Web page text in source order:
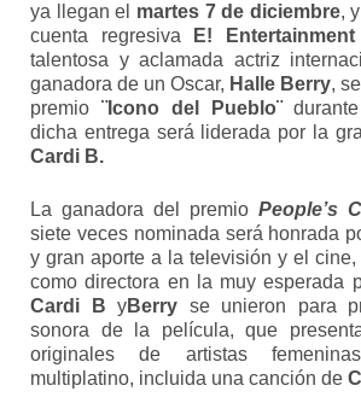
ya llegan el martes 7 de diciembre,
cuenta regresiva E! Entertainment
talentosa y aclamada actriz
ganadora de un Oscar, Halle Berry,
premio ¨Icono del Pueblo¨
dicha entrega será liderada por la
Cardi B.
La ganadora del premio People’s
siete veces nominada será honrada
y gran aporte a la televisión y el
como directora en la muy esperada
Cardi B yBerry se unieron para
sonora de la película, que
originales de artistas
multiplatino, incluida una canción de